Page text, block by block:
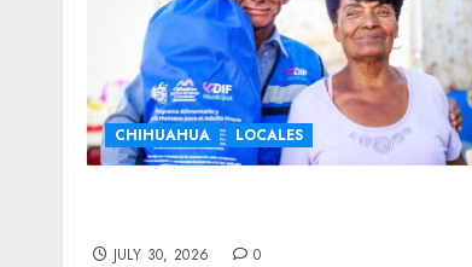
CHIHUAHUA LOCALES
JULY 30, 2026 0